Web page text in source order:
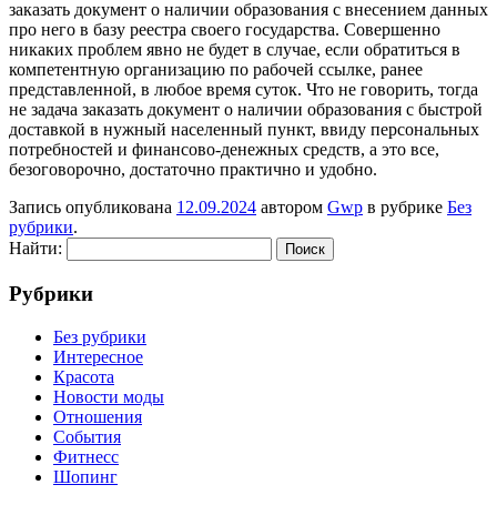
заказать документ о наличии образования с внесением данных
про него в базу реестра своего государства. Совершенно
никаких проблем явно не будет в случае, если обратиться в
компетентную организацию по рабочей ссылке, ранее
представленной, в любое время суток. Что не говорить, тогда
не задача заказать документ о наличии образования с быстрой
доставкой в нужный населенный пункт, ввиду персональных
потребностей и финансово-денежных средств, а это все,
безоговорочно, достаточно практично и удобно.
Запись опубликована 12.09.2024 автором Gwp в рубрике Без
рубрики.
Найти:
Рубрики
Без рубрики
Интересное
Красота
Новости моды
Отношения
События
Фитнесс
Шопинг